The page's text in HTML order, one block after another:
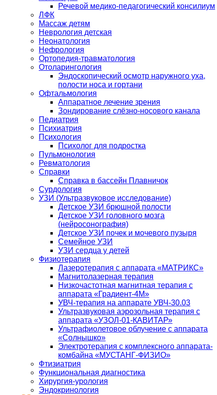
Речевой медико-педагогический консилиум
ЛФК
Массаж детям
Неврология детская
Неонатология
Нефрология
Ортопедия-травматология
Отоларингология
Эндоскопический осмотр наружного уха,
полости носа и гортани
Офтальмология
Аппаратное лечение зрения
Зондирование слёзно-носового канала
Педиатрия
Психиатрия
Психология
Психолог для подростка
Пульмонология
Ревматология
Справки
Справка в бассейн Плавничок
Сурдология
УЗИ (Ультразвуковое исследование)
Детское УЗИ брюшной полости
Детское УЗИ головного мозга
(нейросонография)
Детское УЗИ почек и мочевого пузыря
Семейное УЗИ
УЗИ сердца у детей
Физиотерапия
Лазеротерапия с аппарата «МАТРИКС»
Магнитолазерная терапия
Низкочастотная магнитная терапия с
аппарата «Градиент-4М»
УВЧ-терапия на аппарате УВЧ-30.03
Ультразвуковая аэрозольная терапия с
аппарата «УЗОЛ-01-КАВИТАР»
Ультрафиолетовое облучение с аппарата
«Солнышко»
Электротерапия с комплексного аппарата-
комбайна «МУСТАНГ-ФИЗИО»
Фтизиатрия
Функциональная диагностика
Хирургия-урология
Эндокринология